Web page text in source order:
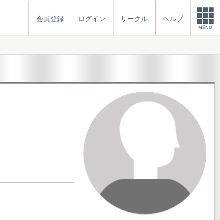
会員登録 ログイン サークル ヘルプ
MENU